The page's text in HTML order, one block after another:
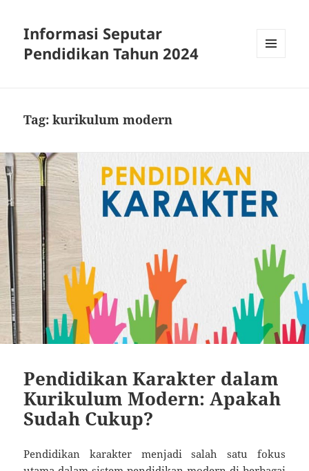
Informasi Seputar
Pendidikan Tahun 2024
Tag:kurikulum modern
Pendidikan Karakter dalam
Kurikulum Modern: Apakah
Sudah Cukup?
Pendidikan karakter menjadi salah satu fokus